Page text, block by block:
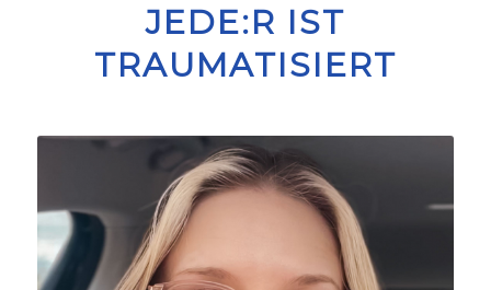
JEDE:R IST
TRAUMATISIERT